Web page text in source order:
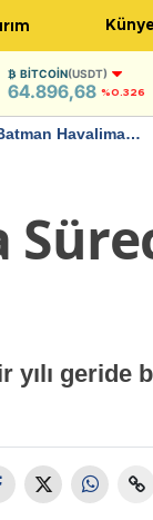
Künye
BITCOIN(USDT)
64.896,68 %0.326
Havalimanı
geride